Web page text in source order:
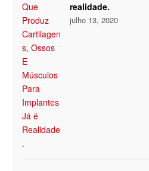
realidade.
julho 13, 2020